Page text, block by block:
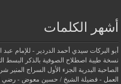
أشهر الكلمات
أبو البركات سيدي أحمد الدردير - للإمام عبد
نسخة طيبة اصطلاح الصوفية بالذكر البسط
الصاحبة البدرية
الجزء الأول السراج المنير
العمل - فضيلة الشيخ / حسين معوض - رضي